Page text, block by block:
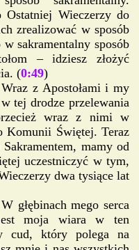
Ostatniej Wieczerzy do
zrealizować w sposób
sakramentalny sposób
– idziesz złożyć
(0:49)
z Apostołami i my
tej drodze przelewania
wraz z nimi w
Komunii Świętej. Teraz
mamy od
uczestniczyć w tym,
dwa tysiące lat
głębinach mego serca
moja wiara w ten
cud, który polega na